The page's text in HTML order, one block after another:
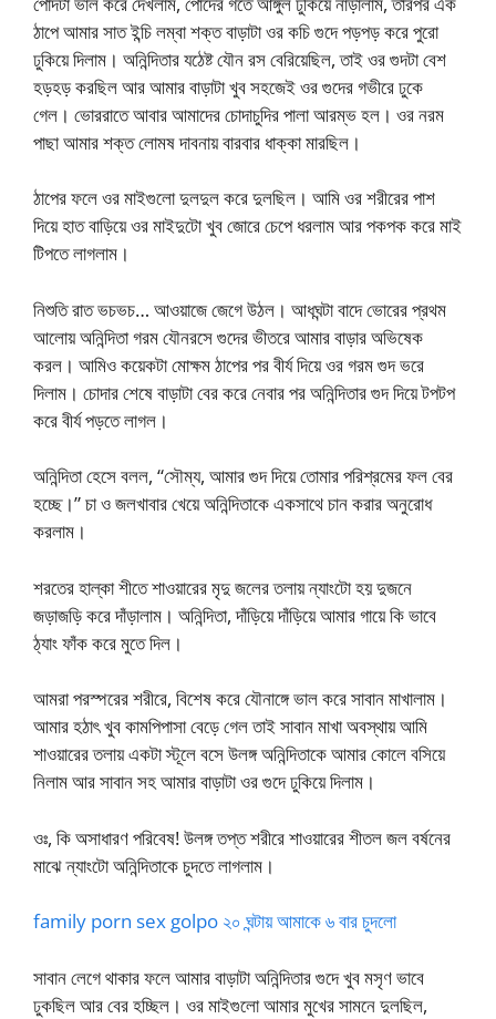
ঠাপে আমার সাত ইন্চি লম্বা শক্ত বাড়াটা ওর কচি গুদে পড়পড় করে পুরো
ঢুকিয়ে দিলাম। অনিন্দিতার যঠেষ্ট যৌন রস বেরিয়েছিল, তাই ওর গুদটা বেশ
হড়হড় করছিল আর আমার বাড়াটা খুব সহজেই ওর গুদের গভীরে ঢুকে
গেল। ভোররাতে আবার আমাদের চোদাচুদির পালা আরম্ভ হল। ওর নরম
পাছা আমার শক্ত লোমষ দাবনায় বারবার ধাক্কা মারছিল।
ঠাপের ফলে ওর মাইগুলো দুলদুল করে দুলছিল। আমি ওর শরীরের পাশ
দিয়ে হাত বাড়িয়ে ওর মাইদুটো খুব জোরে চেপে ধরলাম আর পকপক করে মাই
টিপতে লাগলাম।
নিশুতি রাত ভচভচ… আওয়াজে জেগে উঠল। আধঘন্টা বাদে ভোরের প্রথম
আলোয় অনিন্দিতা গরম যৌনরসে গুদের ভীতরে আমার বাড়ার অভিষেক
করল। আমিও কয়েকটা মোক্ষম ঠাপের পর বীর্য দিয়ে ওর গরম গুদ ভরে
দিলাম। চোদার শেষে বাড়াটা বের করে নেবার পর অনিন্দিতার গুদ দিয়ে টপটপ
করে বীর্য পড়তে লাগল।
অনিন্দিতা হেসে বলল, “সৌম্য, আমার গুদ দিয়ে তোমার পরিশ্রমের ফল বের
হচ্ছে।” চা ও জলখাবার খেয়ে অনিন্দিতাকে একসাথে চান করার অনুরোধ
করলাম।
শরতের হাল্কা শীতে শাওয়ারের মৃদু জলের তলায় ন্যাংটো হয় দুজনে
জড়াজড়ি করে দাঁড়ালাম। অনিন্দিতা, দাঁড়িয়ে দাঁড়িয়ে আমার গায়ে কি ভাবে
ঠ্যাং ফাঁক করে মুতে দিল।
আমরা পরস্পরের শরীরে, বিশেষ করে যৌনাঙ্গে ভাল করে সাবান মাখালাম।
আমার হঠাৎ খুব কামপিপাসা বেড়ে গেল তাই সাবান মাখা অবস্থায় আমি
শাওয়ারের তলায় একটা স্টূলে বসে উলঙ্গ অনিন্দিতাকে আমার কোলে বসিয়ে
নিলাম আর সাবান সহ আমার বাড়াটা ওর গুদে ঢুকিয়ে দিলাম।
ওঃ, কি অসাধারণ পরিবেষ! উলঙ্গ তপ্ত শরীরে শাওয়ারের শীতল জল বর্ষনের
মাঝে ন্যাংটো অনিন্দিতাকে চুদতে লাগলাম।
family porn sex golpo ২০ ঘন্টায় আমাকে ৬ বার চুদলো
সাবান লেগে থাকার ফলে আমার বাড়াটা অনিন্দিতার গুদে খুব মসৃণ ভাবে
ঢুকছিল আর বের হচ্ছিল। ওর মাইগুলো আমার মুখের সামনে দুলছিল,